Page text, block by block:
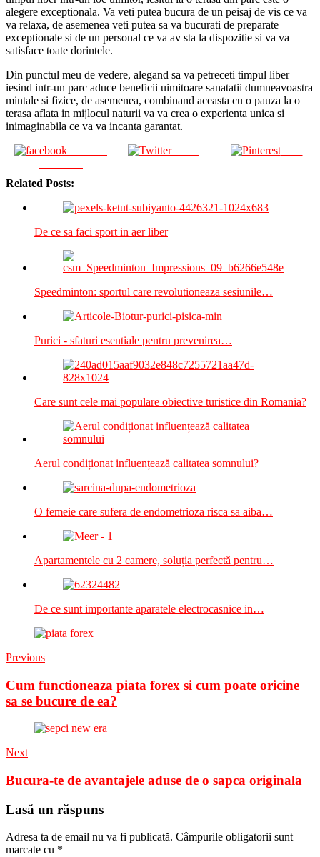
alegere exceptionala. Va veti putea bucura de un peisaj de vis ce va
va relaxa, de asemenea veti putea sa va bucurati de preparate
exceptionale si de un personal ce va av sta la dispozitie si va va
satisface toate dorintele.
Din punctul meu de vedere, alegand sa va petreceti timpul liber
iesind intr-un parc aduce beneficii uimitoare sanatatii dumneavoastra
mintale si fizice, de asemenea, combinand aceasta cu o pauza la o
terasa aflata in mijlocul naturii va va crea o experienta unica si
inimaginabila ce va va incanta garantat.
Tweet Save
Related Posts:
De ce sa faci sport in aer liber
Speedminton: sportul care revolutioneaza sesiunile…
Purici - sfaturi esentiale pentru prevenirea…
Care sunt cele mai populare obiective turistice din Romania?
Aerul condiționat influențează calitatea somnului?
O femeie care sufera de endometrioza risca sa aiba…
Apartamentele cu 2 camere, soluția perfectă pentru…
De ce sunt importante aparatele electrocasnice in…
Previous
Cum functioneaza piata forex si cum poate oricine
sa se bucure de ea?
Next
Bucura-te de avantajele aduse de o sapca originala
Lasă un răspuns
Adresa ta de email nu va fi publicată. Câmpurile obligatorii sunt
marcate cu *